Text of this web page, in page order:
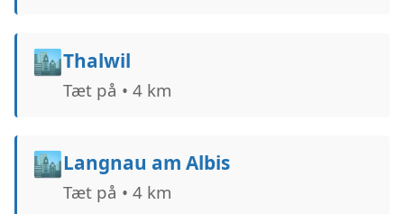
🏙️Thalwil
Tæt på • 4 km
🏙️Langnau am Albis
Tæt på • 4 km